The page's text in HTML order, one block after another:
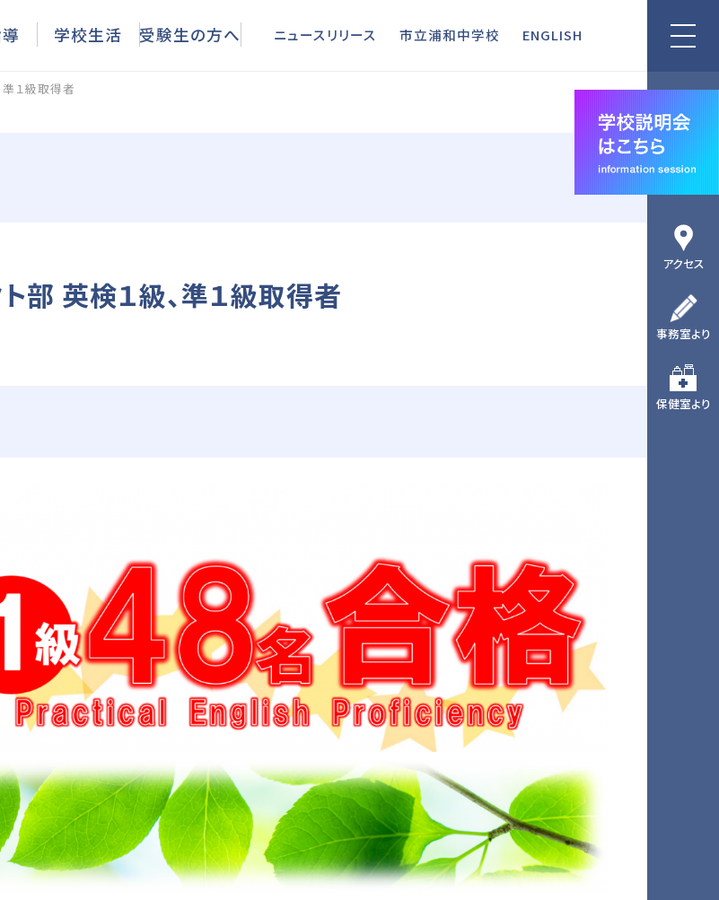
ニュースリリース 市立浦和中学校 ENGLISH
準１級取得者
部 英検１級、準１級取得者
学校生活 受験生の方へ ニュースリリース 市立浦和中学校 ENGLISH
アクセス
事務室より
保健室より